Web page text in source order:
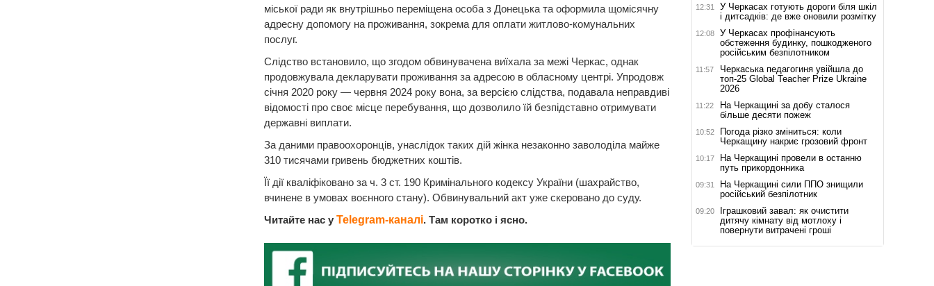
міської ради як внутрішньо переміщена особа з Донецька та оформила щомісячну
адресну допомогу на проживання, зокрема для оплати житлово-комунальних
послуг.
Слідство встановило, що згодом обвинувачена виїхала за межі Черкас, однак
продовжувала декларувати проживання за адресою в обласному центрі. Упродовж
січня 2020 року — червня 2024 року вона, за версією слідства, подавала неправдиві
відомості про своє місце перебування, що дозволило їй безпідставно отримувати
державні виплати.
За даними правоохоронців, унаслідок таких дій жінка незаконно заволоділа майже
310 тисячами гривень бюджетних коштів.
Її дії кваліфіковано за ч. 3 ст. 190 Кримінального кодексу України (шахрайство,
вчинене в умовах воєнного стану). Обвинувальний акт уже скеровано до суду.
Читайте нас у Telegram-каналі. Там коротко і ясно.
12:31
У Черкасах готують дороги біля шкіл
і дитсадків: де вже оновили розмітку
12:08
У Черкасах профінансують
обстеження будинку, пошкодженого
російським безпілотником
11:57
Черкаська педагогиня увійшла до
топ-25 Global Teacher Prize Ukraine
2026
11:22
На Черкащині за добу сталося
більше десяти пожеж
10:52
Погода різко зміниться: коли
Черкащину накриє грозовий фронт
10:17
На Черкащині провели в останню
путь прикордонника
09:31
На Черкащині сили ППО знищили
російський безпілотник
09:20
Іграшковий завал: як очистити
дитячу кімнату від мотлоху і
повернути витрачені гроші